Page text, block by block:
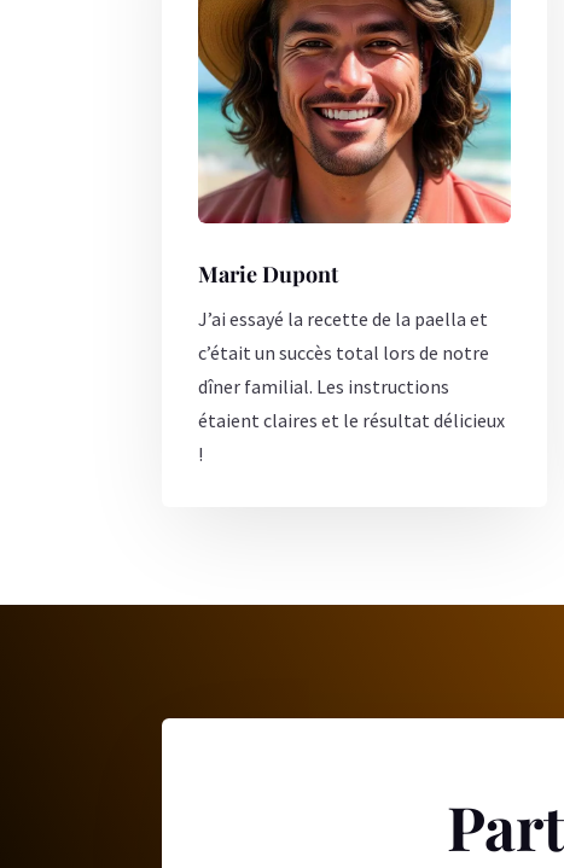
Marie Dupont
J’ai essayé la recette de la paella et
c’était un succès total lors de notre
dîner familial. Les instructions
étaient claires et le résultat délicieux
!